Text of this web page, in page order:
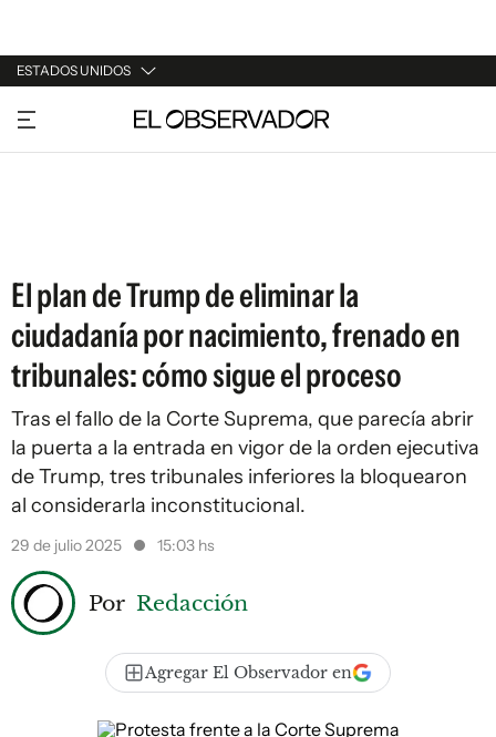
ESTADOS UNIDOS
URUGUAY
ARGENTINA
El plan de Trump de eliminar la
ciudadanía por nacimiento, frenado en
tribunales: cómo sigue el proceso
Tras el fallo de la Corte Suprema, que parecía abrir
la puerta a la entrada en vigor de la orden ejecutiva
de Trump, tres tribunales inferiores la bloquearon
al considerarla inconstitucional.
29 de julio 2025 15:03 hs
Por Redacción
Agregar El Observador en